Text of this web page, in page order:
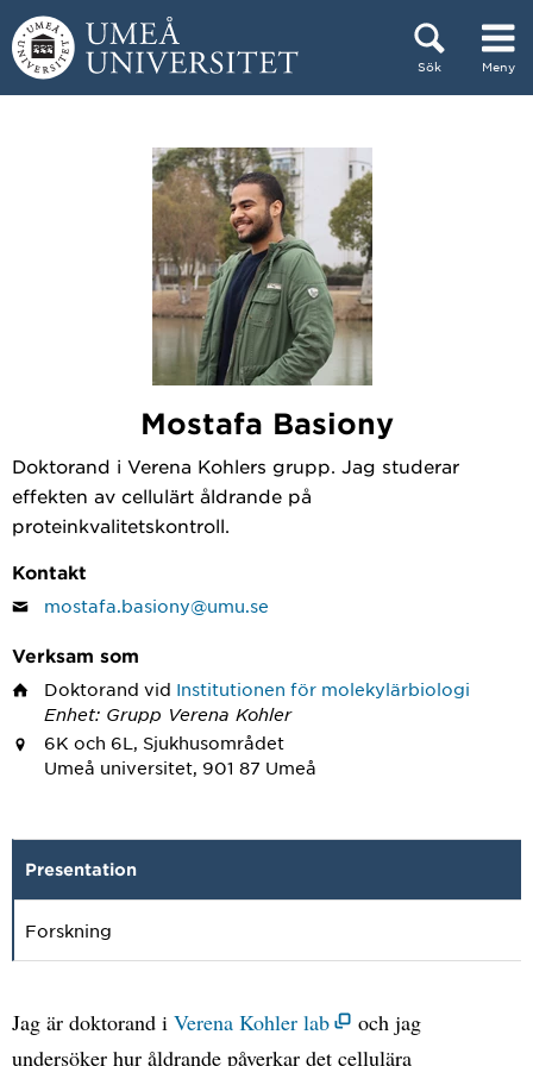
Hoppa direkt till innehållet
Sök Meny
Mostafa Basiony
Doktorand i Verena Kohlers grupp. Jag studerar
effekten av cellulärt åldrande på
proteinkvalitetskontroll.
Kontakt
mostafa.basiony@umu.se
Verksam som
Doktorand vid Institutionen för molekylärbiologi
Enhet: Grupp Verena Kohler
6K och 6L, Sjukhusområdet
Umeå universitet, 901 87 Umeå
Presentation
Forskning
Jag är doktorand i Verena Kohler lab
och jag
undersöker hur åldrande påverkar det cellulära